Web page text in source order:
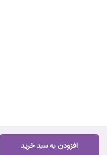
افزودن به سبد خرید